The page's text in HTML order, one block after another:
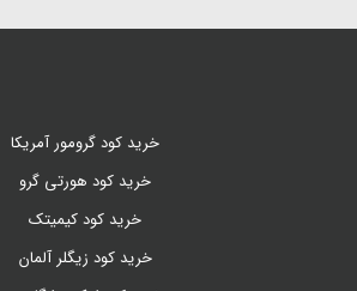
خرید کود گرومور آمریکا
خرید کود هورتی گرو
خرید کود کیمیتک
خرید کود زیگلر آلمان